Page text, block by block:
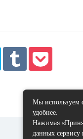
Мы используем
удобнее.
Нажимая
данных сервису